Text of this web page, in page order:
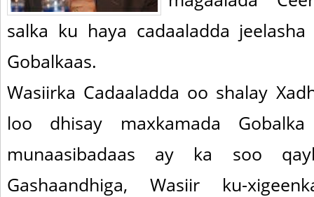
salka ku haya cadaaladda
Gobalkaas.
Wasiirka Cadaaladda oo shalay
loo dhisay maxkamada
munaasibadaas ay ka soo
Gashaandhiga, Wasiir ku-